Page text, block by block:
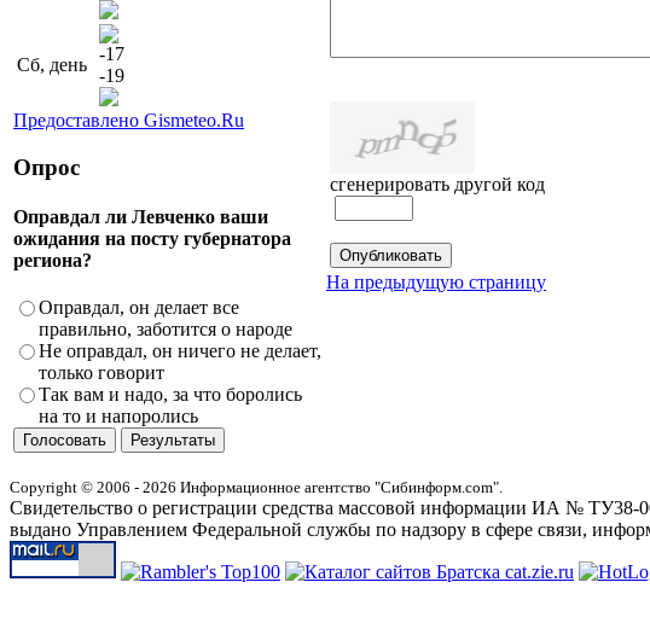
Сб, день
-17
-19
Предоставлено Gismeteo.Ru
Опрос
Оправдал ли Левченко ваши
ожидания на посту губернатора
региона?
Оправдал, он делает все
правильно, заботится о народе
Не оправдал, он ничего не делает,
только говорит
Так вам и надо, за что боролись
на то и напоролись
сгенерировать другой код
На предыдущую страницу
Copyright © 2006 - 2026 Информационное агентство "Сибинформ.com".
Свидетельство о регистрации средства массовой информации ИА № ТУ38-
выдано Управлением Федеральной службы по надзору в сфере связи,